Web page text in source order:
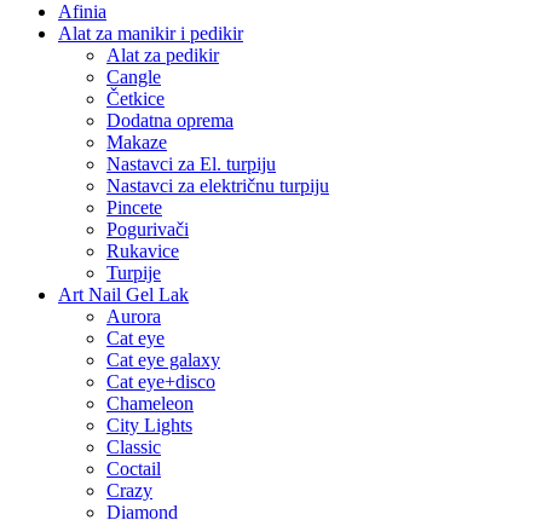
Afinia
Alat za manikir i pedikir
Alat za pedikir
Cangle
Četkice
Dodatna oprema
Makaze
Nastavci za El. turpiju
Nastavci za električnu turpiju
Pincete
Pogurivači
Rukavice
Turpije
Art Nail Gel Lak
Aurora
Cat eye
Cat eye galaxy
Cat eye+disco
Chameleon
City Lights
Classic
Coctail
Crazy
Diamond